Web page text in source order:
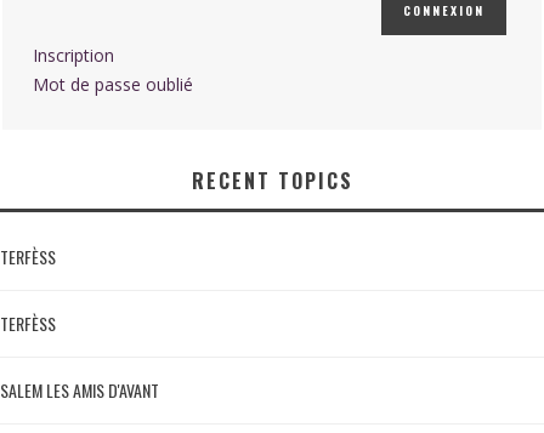
CONNEXION
Inscription
Mot de passe oublié
RECENT TOPICS
TERFÈSS
TERFÈSS
SALEM LES AMIS D'AVANT